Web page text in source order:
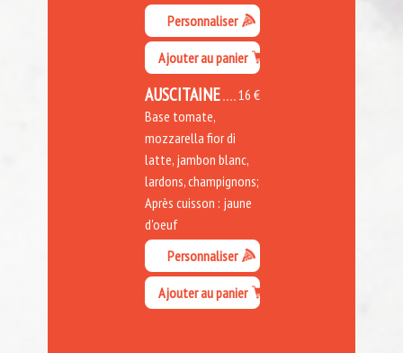
Personnaliser
Ajouter au panier
16 €
AUSCITAINE
Base tomate,
mozzarella fior di
latte, jambon blanc,
lardons, champignons;
Après cuisson : jaune
d'oeuf
Personnaliser
Ajouter au panier